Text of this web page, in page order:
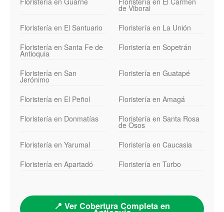
de Viboral
Floristería en El Santuario
Floristería en La Unión
Floristería en Santa Fe de
Antioquia
Floristería en Sopetrán
Floristería en San
Jerónimo
Floristería en Guatapé
Floristería en El Peñol
Floristería en Amagá
Floristería en Donmatías
Floristería en Santa Rosa
de Osos
Floristería en Yarumal
Floristería en Caucasia
Floristería en Apartadó
Floristería en Turbo
📍 Ver Cobertura Completa en